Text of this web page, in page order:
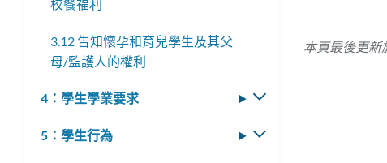
本頁最後更新
校餐福利
3.12 告知懷孕和育兒學生及其父
母/監護人的權利
4：學生學業要求
切
5：學生行為
切